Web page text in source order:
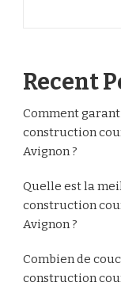
Recent
Comment
construction
Avignon ?
Quelle est la
construction
Avignon ?
Combien de
construction